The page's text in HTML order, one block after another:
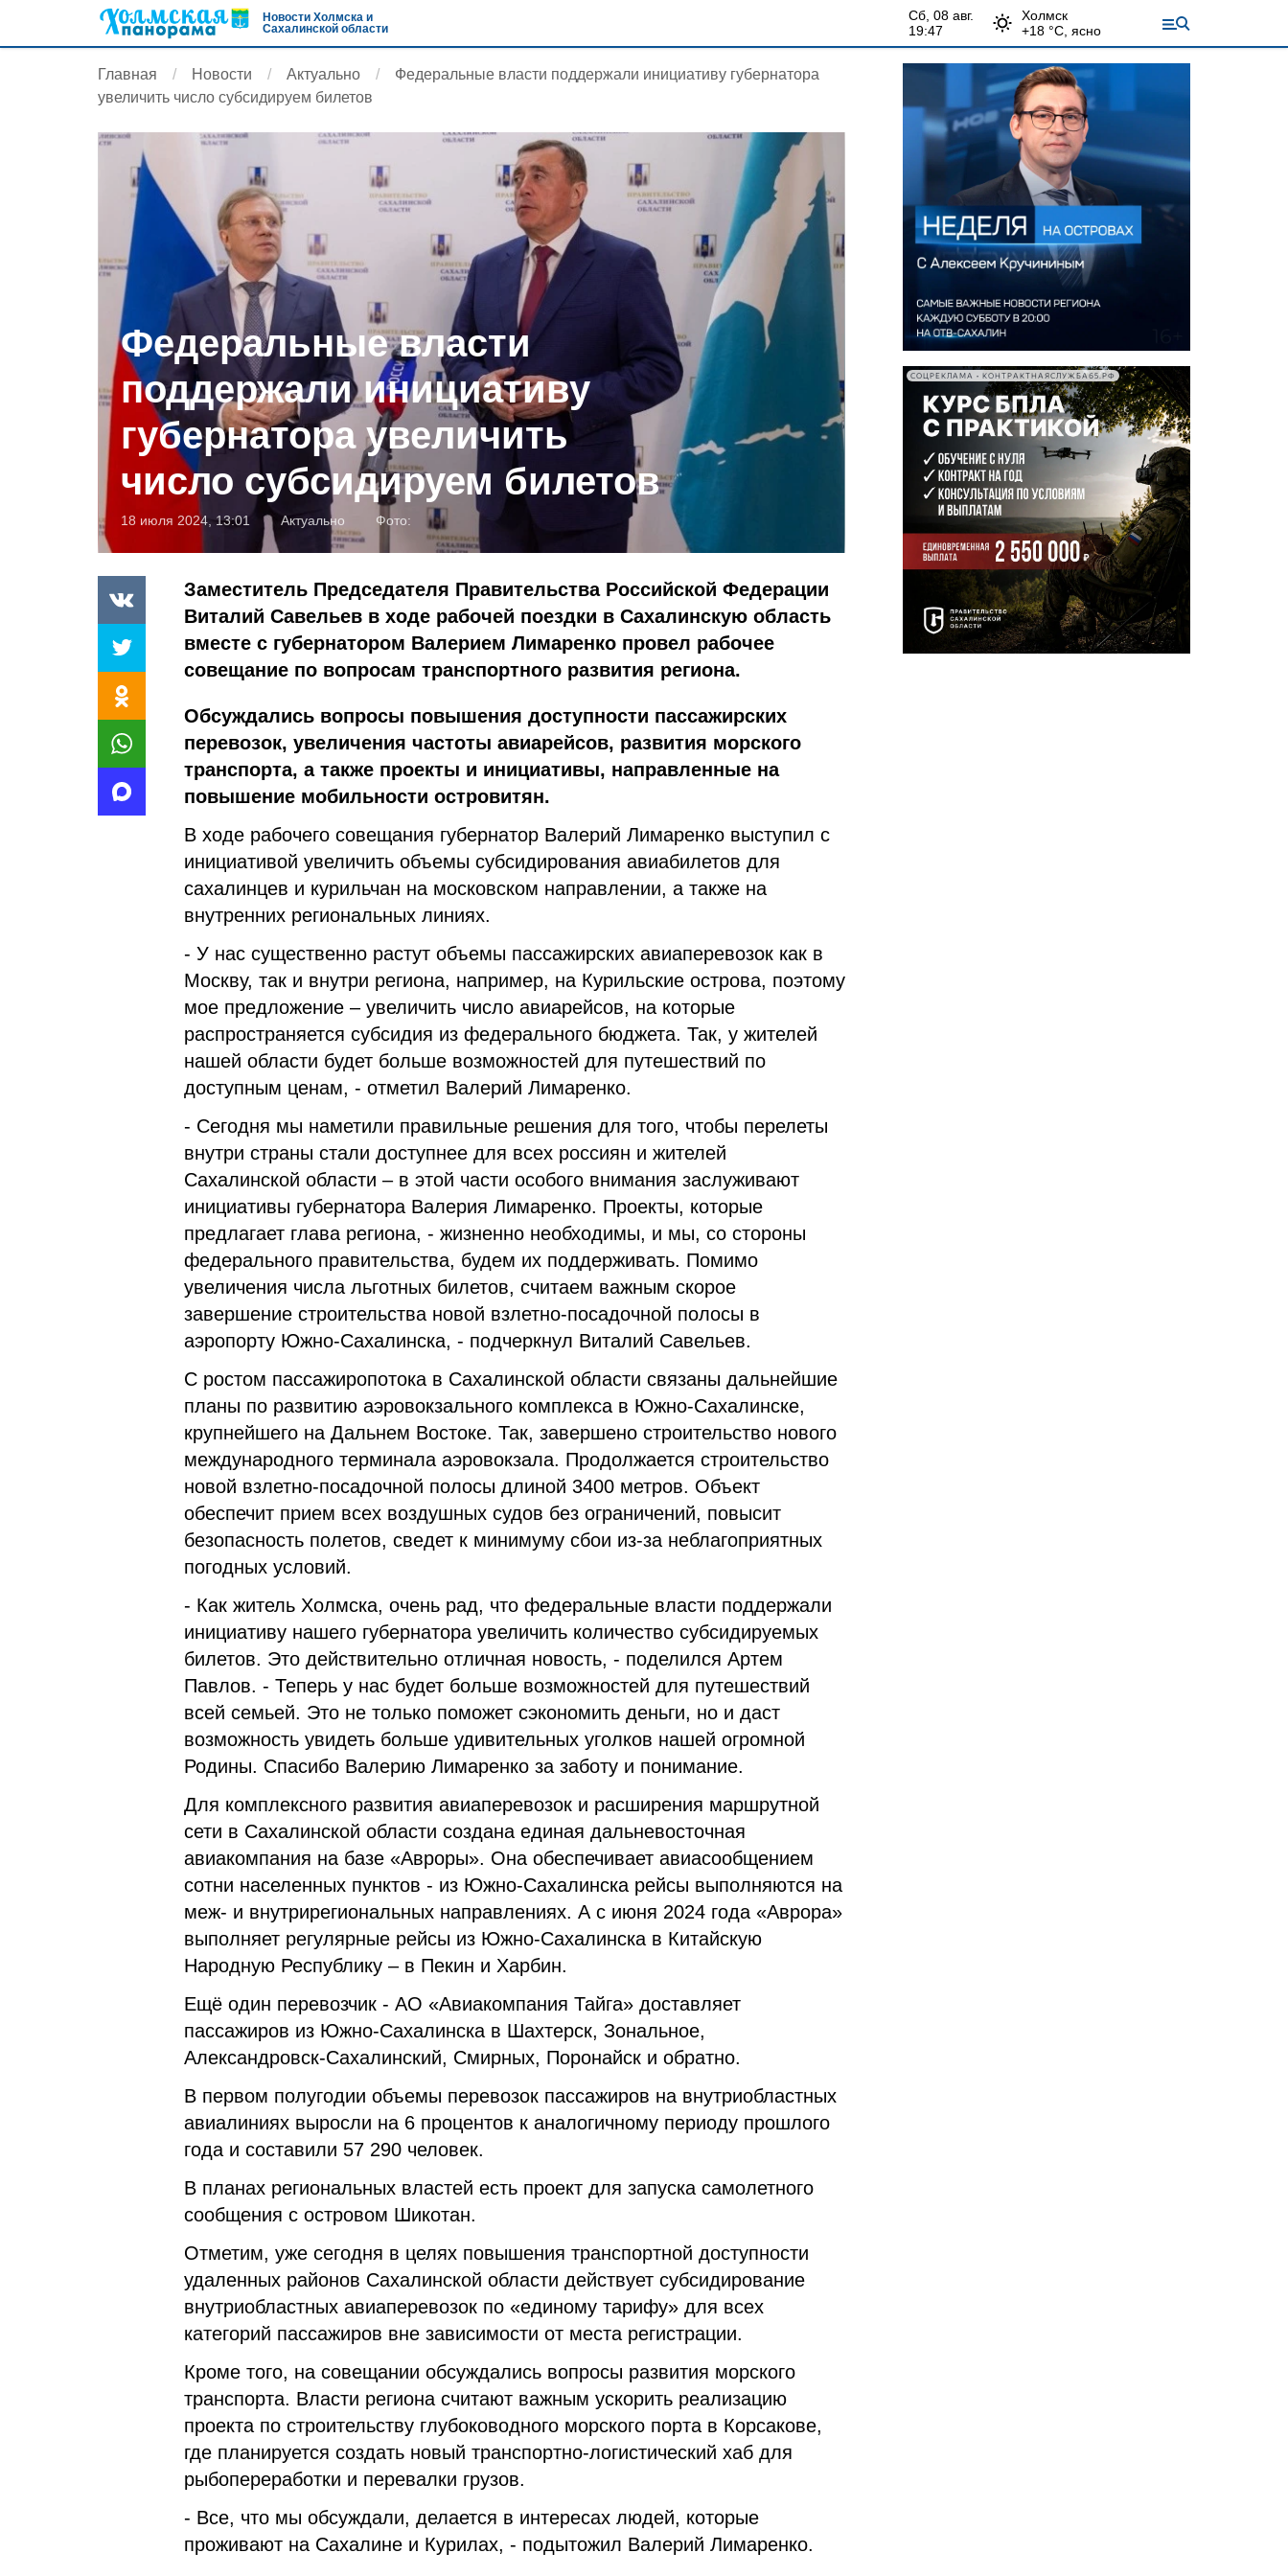
Новости Холмска и
Сахалинской области
сб, 08 авг.
19:47
Холмск
+18 °С, ясно
Главная Новости Актуально
Федеральные власти поддержали инициативу губернатора
увеличить число субсидируем билетов
Федеральные власти
поддержали инициативу
губернатора увеличить
число субсидируем билетов
18 июля 2024, 13:01 Актуально Фото:
Заместитель Председателя Правительства Российской Федерации
Виталий Савельев в ходе рабочей поездки в Сахалинскую область
вместе с губернатором Валерием Лимаренко провел рабочее
совещание по вопросам транспортного развития региона.
Обсуждались вопросы повышения доступности пассажирских
перевозок, увеличения частоты авиарейсов, развития морского
транспорта, а также проекты и инициативы, направленные на
повышение мобильности островитян.
В ходе рабочего совещания губернатор Валерий Лимаренко выступил с
инициативой увеличить объемы субсидирования авиабилетов для
сахалинцев и курильчан на московском направлении, а также на
внутренних региональных линиях.
- У нас существенно растут объемы пассажирских авиаперевозок как в
Москву, так и внутри региона, например, на Курильские острова, поэтому
мое предложение – увеличить число авиарейсов, на которые
распространяется субсидия из федерального бюджета. Так, у жителей
нашей области будет больше возможностей для путешествий по
доступным ценам, - отметил Валерий Лимаренко.
- Сегодня мы наметили правильные решения для того, чтобы перелеты
внутри страны стали доступнее для всех россиян и жителей
Сахалинской области – в этой части особого внимания заслуживают
инициативы губернатора Валерия Лимаренко. Проекты, которые
предлагает глава региона, - жизненно необходимы, и мы, со стороны
федерального правительства, будем их поддерживать. Помимо
увеличения числа льготных билетов, считаем важным скорое
завершение строительства новой взлетно-посадочной полосы в
аэропорту Южно-Сахалинска, - подчеркнул Виталий Савельев.
С ростом пассажиропотока в Сахалинской области связаны дальнейшие
планы по развитию аэровокзального комплекса в Южно-Сахалинске,
крупнейшего на Дальнем Востоке. Так, завершено строительство нового
международного терминала аэровокзала. Продолжается строительство
новой взлетно-посадочной полосы длиной 3400 метров. Объект
обеспечит прием всех воздушных судов без ограничений, повысит
безопасность полетов, сведет к минимуму сбои из-за неблагоприятных
погодных условий.
- Как житель Холмска, очень рад, что федеральные власти поддержали
инициативу нашего губернатора увеличить количество субсидируемых
билетов. Это действительно отличная новость, - поделился Артем
Павлов. - Теперь у нас будет больше возможностей для путешествий
всей семьей. Это не только поможет сэкономить деньги, но и даст
возможность увидеть больше удивительных уголков нашей огромной
Родины. Спасибо Валерию Лимаренко за заботу и понимание.
Для комплексного развития авиаперевозок и расширения маршрутной
сети в Сахалинской области создана единая дальневосточная
авиакомпания на базе «Авроры». Она обеспечивает авиасообщением
сотни населенных пунктов - из Южно-Сахалинска рейсы выполняются на
меж- и внутрирегиональных направлениях. А с июня 2024 года «Аврора»
выполняет регулярные рейсы из Южно-Сахалинска в Китайскую
Народную Республику – в Пекин и Харбин.
Ещё один перевозчик - АО «Авиакомпания Тайга» доставляет
пассажиров из Южно-Сахалинска в Шахтерск, Зональное,
Александровск-Сахалинский, Смирных, Поронайск и обратно.
В первом полугодии объемы перевозок пассажиров на внутриобластных
авиалиниях выросли на 6 процентов к аналогичному периоду прошлого
года и составили 57 290 человек.
В планах региональных властей есть проект для запуска самолетного
сообщения с островом Шикотан.
Отметим, уже сегодня в целях повышения транспортной доступности
удаленных районов Сахалинской области действует субсидирование
внутриобластных авиаперевозок по «единому тарифу» для всех
категорий пассажиров вне зависимости от места регистрации.
Кроме того, на совещании обсуждались вопросы развития морского
транспорта. Власти региона считают важным ускорить реализацию
проекта по строительству глубоководного морского порта в Корсакове,
где планируется создать новый транспортно-логистический хаб для
рыбопереработки и перевалки грузов.
- Все, что мы обсуждали, делается в интересах людей, которые
проживают на Сахалине и Курилах, - подытожил Валерий Лимаренко.
СОЦРЕКЛАМА • КОНТРАКТНАЯСЛУЖБА65.РФ